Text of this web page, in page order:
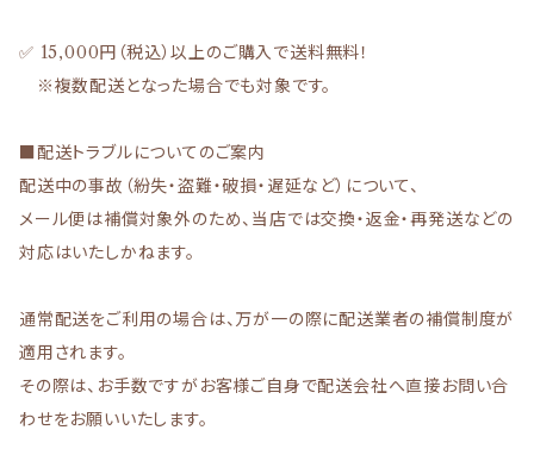
✅ 15,000円（税込）以上のご購入で送料無料！
※複数配送となった場合でも対象です。
■配送トラブルについてのご案内
配送中の事故（紛失・盗難・破損・遅延など）について、
メール便は補償対象外のため、当店では交換・返金・再発送などの
対応はいたしかねます。
通常配送をご利用の場合は、万が一の際に配送業者の補償制度が
適用されます。
その際は、お手数ですがお客様ご自身で配送会社へ直接お問い合
わせをお願いいたします。